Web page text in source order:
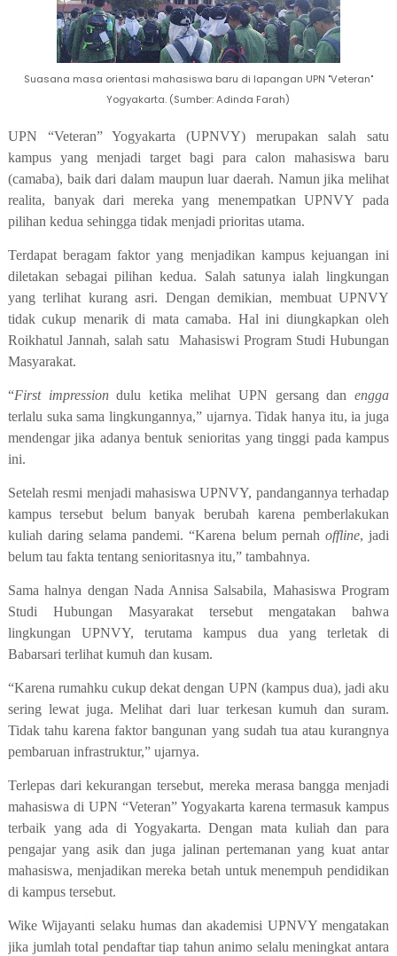
Suasana masa orientasi mahasiswa baru di lapangan UPN "Veteran"
Yogyakarta. (Sumber: Adinda Farah)
UPN “Veteran” Yogyakarta (UPNVY) merupakan salah satu
kampus yang menjadi target bagi para calon mahasiswa baru
(camaba), baik dari dalam maupun luar daerah. Namun jika melihat
realita, banyak dari mereka yang menempatkan UPNVY pada
pilihan kedua sehingga tidak menjadi prioritas utama.
Terdapat beragam faktor yang menjadikan kampus kejuangan ini
diletakan sebagai pilihan kedua. Salah satunya ialah lingkungan
yang terlihat kurang asri. Dengan demikian, membuat UPNVY
tidak cukup menarik di mata camaba. Hal ini diungkapkan oleh
Roikhatul Jannah, salah satu
Mahasiswi Program Studi Hubungan
Masyarakat.
“First impressiondulu ketika melihat UPN gersang danengga
terlalu suka sama lingkungannya,” ujarnya. Tidak hanya itu, ia juga
mendengar jika adanya bentuk senioritas yang tinggi pada kampus
ini.
Setelah resmi menjadi mahasiswa UPNVY, pandangannya terhadap
kampus tersebut belum banyak berubah karena pemberlakukan
kuliah daring selama pandemi. “Karena belum pernah offline, jadi
belum tau fakta tentang senioritasnya itu,” tambahnya.
Sama halnya dengan Nada Annisa Salsabila, Mahasiswa Program
Studi Hubungan Masyarakat tersebut mengatakan bahwa
lingkungan UPNVY, terutama kampus dua yang terletak di
Babarsari terlihat kumuh dan kusam.
“Karena rumahku cukup dekat dengan UPN (kampus dua), jadi aku
sering lewat juga. Melihat dari luar terkesan kumuh dan suram.
Tidak tahu karena faktor bangunan yang sudah tua atau kurangnya
pembaruan infrastruktur,” ujarnya.
Terlepas dari kekurangan tersebut, mereka merasa bangga menjadi
mahasiswa di UPN “Veteran” Yogyakarta karena termasuk kampus
terbaik yang ada di Yogyakarta. Dengan mata kuliah dan para
pengajar yang asik dan juga jalinan pertemanan yang kuat antar
mahasiswa, menjadikan mereka betah untuk menempuh pendidikan
di kampus tersebut.
Wike Wijayanti selaku humas dan akademisi UPNVY mengatakan
jika jumlah total pendaftar tiap tahun animo selalu meningkat antara